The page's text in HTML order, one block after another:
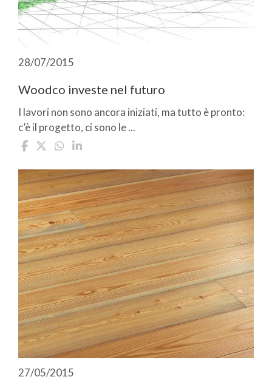
28/07/2015
Woodco investe nel futuro
I lavori non sono ancora iniziati, ma tutto è pronto:
c’è il progetto, ci sono le ...
27/05/2015